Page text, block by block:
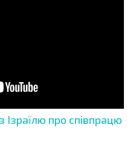
Ізраїлю про співпрацю